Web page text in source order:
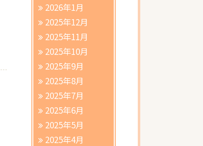
2026年1月
2025年12月
2025年11月
2025年10月
2025年9月
2025年8月
2025年7月
2025年6月
2025年5月
2025年4月